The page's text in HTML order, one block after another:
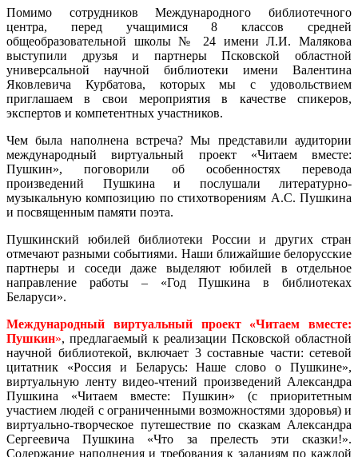
Помимо сотрудников Международного библиотечного
центра, перед учащимися 8 классов средней
общеобразовательной школы № 24 имени Л.И. Малякова
выступили друзья и партнеры Псковской областной
универсальной научной библиотеки имени Валентина
Яковлевича Курбатова, которых мы с удовольствием
приглашаем в свои мероприятия в качестве спикеров,
экспертов и компетентных участников.
Чем была наполнена встреча? Мы представили аудитории
международный виртуальный проект «Читаем вместе:
Пушкин», поговорили об особенностях перевода
произведений Пушкина и послушали литературно-
музыкальную композицию по стихотворениям А.С. Пушкина
и посвященным памяти поэта.
Пушкинский юбилей библиотеки России и других стран
отмечают разными событиями. Наши ближайшие белорусские
партнеры и соседи даже выделяют юбилей в отдельное
направление работы – «Год Пушкина в библиотеках
Беларуси».
Международный виртуальный проект «Читаем вместе:
Пушкин», предлагаемый к реализации Псковской областной
научной библиотекой, включает 3 составные части: сетевой
цитатник «Россия и Беларусь: Наше слово о Пушкине»,
виртуальную ленту видео-чтений произведений Александра
Пушкина «Читаем вместе: Пушкин» (с приоритетным
участием людей с ограниченными возможностями здоровья) и
виртуально-творческое путешествие по сказкам Александра
Сергеевича Пушкина «Что за прелесть эти сказки!».
Содержание наполнения и требования к заданиям по каждой